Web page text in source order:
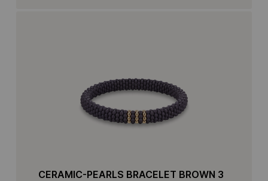
CERAMIC-PEARLS BRACELET BROWN 3